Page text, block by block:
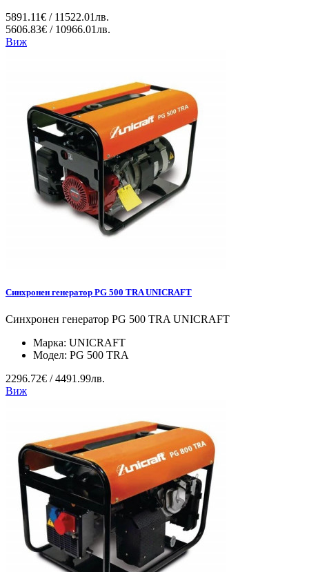
5891.11€ / 11522.01лв.
5606.83€ / 10966.01лв.
Виж
Синхронен генератор PG 500 TRA UNICRAFT
Синхронен генератор PG 500 TRA UNICRAFT
Марка: UNICRAFT
Модел: PG 500 TRA
2296.72€ / 4491.99лв.
Виж